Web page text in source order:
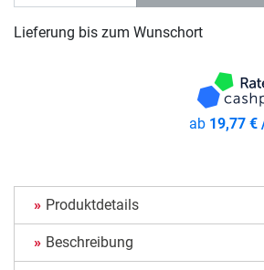
Lieferung bis zum Wunschort
ab 19,77 €
Produktdetails
Beschreibung